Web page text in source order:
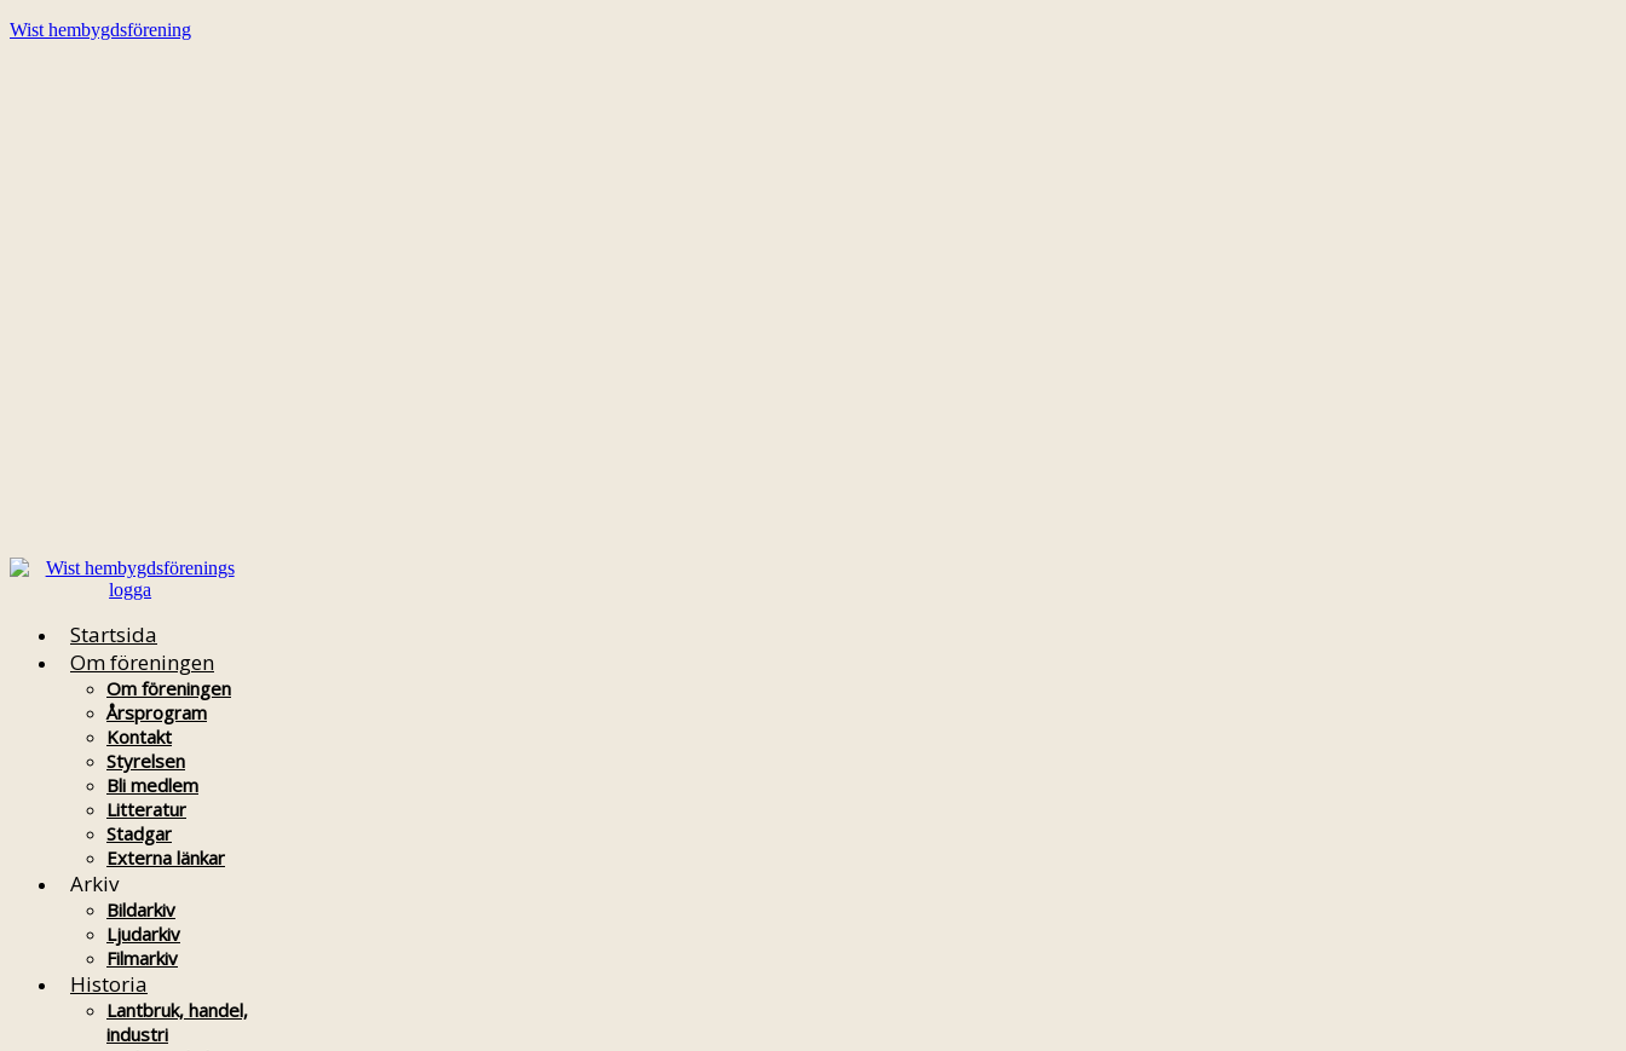
Wist hembygdsförening
Startsida
Om föreningen
Om föreningen
Årsprogram
Kontakt
Styrelsen
Bli medlem
Litteratur
Stadgar
Externa länkar
Arkiv
Bildarkiv
Ljudarkiv
Filmarkiv
Historia
Lantbruk, handel,
industri